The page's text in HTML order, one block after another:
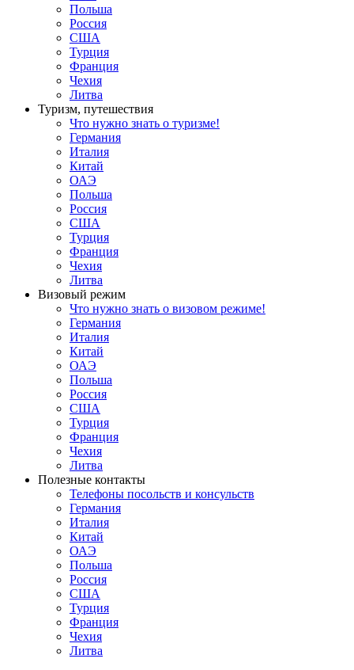
Польша
Россия
США
Турция
Франция
Чехия
Литва
Туризм, путешествия
Что нужно знать о туризме!
Германия
Италия
Китай
ОАЭ
Польша
Россия
США
Турция
Франция
Чехия
Литва
Визовый режим
Что нужно знать о визовом режиме!
Германия
Италия
Китай
ОАЭ
Польша
Россия
США
Турция
Франция
Чехия
Литва
Полезные контакты
Телефоны посольств и консульств
Германия
Италия
Китай
ОАЭ
Польша
Россия
США
Турция
Франция
Чехия
Литва